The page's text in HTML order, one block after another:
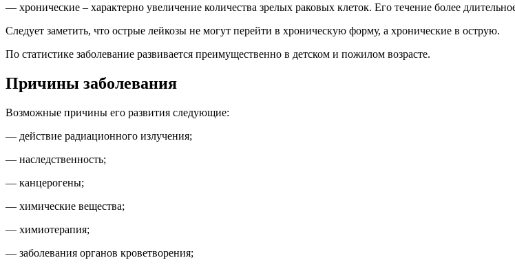
— хронические – характерно увеличение количества зрелых раковых клеток. Его течение более
Следует заметить, что острые лейкозы не могут перейти в хроническую форму, а хронические в острую.
По статистике заболевание развивается преимущественно в детском и пожилом возрасте.
Причины заболевания
Возможные причины его развития следующие:
— действие радиационного излучения;
— наследственность;
— канцерогены;
— химические вещества;
— химиотерапия;
— заболевания органов кроветворения;